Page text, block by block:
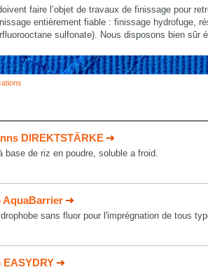
faire l’objet de travaux de finissage pour
entièrement fiable : finissage hydrofuge,
sulfonate). Nous disposons bien
DIREKTSTÄRKE
base de riz en poudre, soluble a froid.
AquaBarrier
sans fluor pour l'imprégnation de tous